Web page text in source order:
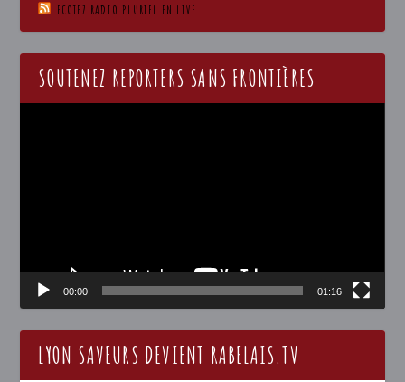
ECOTEZ RADIO PLURIEL EN LIVE
SOUTENEZ REPORTERS SANS FRONTIÈRES
00:00 01:16
LYON SAVEURS DEVIENT RABELAIS.TV